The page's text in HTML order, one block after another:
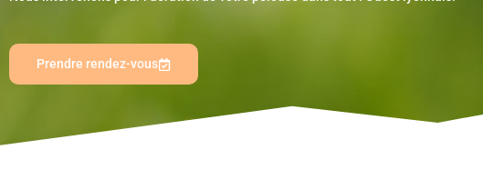
Prendre rendez-vous